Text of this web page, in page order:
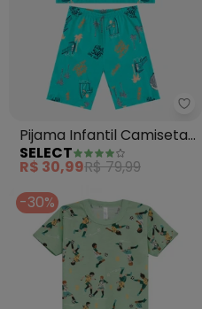
- Pijama Infantil Menino
Pijama Infantil Camiseta
e Bermuda (Azul)
SELECT
R$ 30,99R$ 79,99
-30%